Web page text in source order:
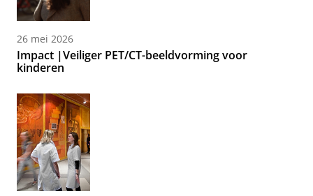
26 mei 2026
Impact |Veiliger PET/CT-beeldvorming voor
kinderen